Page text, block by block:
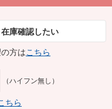
在庫確認したい
方はこちら
（ハイフン無し）
ちら